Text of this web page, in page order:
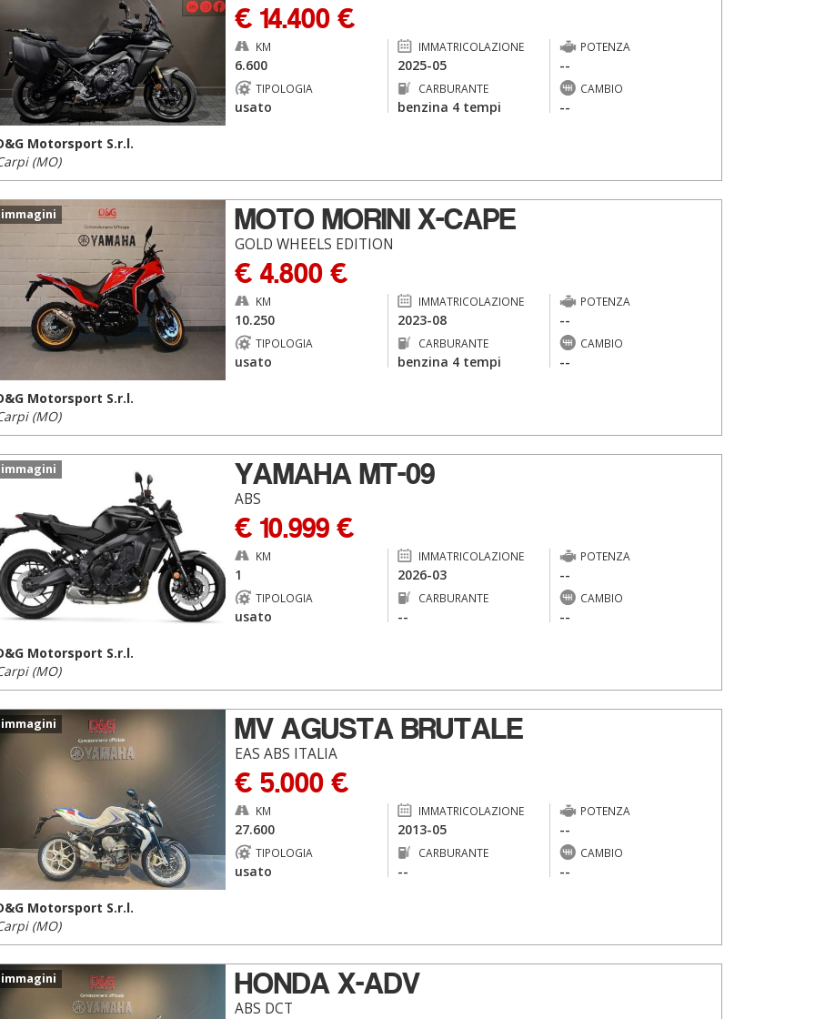
€ 14.400 €
KM
6.600
IMMATRICOLAZIONE
2025-05
POTENZA
--
TIPOLOGIA
usato
CARBURANTE
benzina 4 tempi
CAMBIO
--
Motorsport S.r.l.
(MO)
immagini MOTO MORINI X-CAPE
GOLD WHEELS EDITION
€ 4.800 €
KM
10.250
IMMATRICOLAZIONE
2023-08
POTENZA
--
TIPOLOGIA
usato
CARBURANTE
benzina 4 tempi
CAMBIO
--
Motorsport S.r.l.
(MO)
immagini YAMAHA MT-09
ABS
€ 10.999 €
KM
1
IMMATRICOLAZIONE
2026-03
POTENZA
--
TIPOLOGIA
usato
CARBURANTE
--
CAMBIO
--
Motorsport S.r.l.
(MO)
immagini MV AGUSTA BRUTALE
EAS ABS ITALIA
€ 5.000 €
KM
27.600
IMMATRICOLAZIONE
2013-05
POTENZA
--
TIPOLOGIA
usato
CARBURANTE
--
CAMBIO
--
Motorsport S.r.l.
(MO)
immagini HONDA X-ADV
ABS DCT